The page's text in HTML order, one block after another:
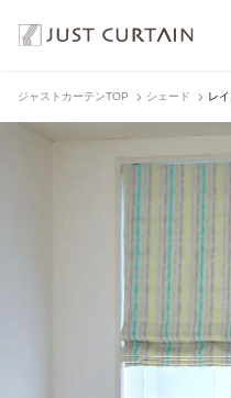
ジャストカーテンTOP シェード レ